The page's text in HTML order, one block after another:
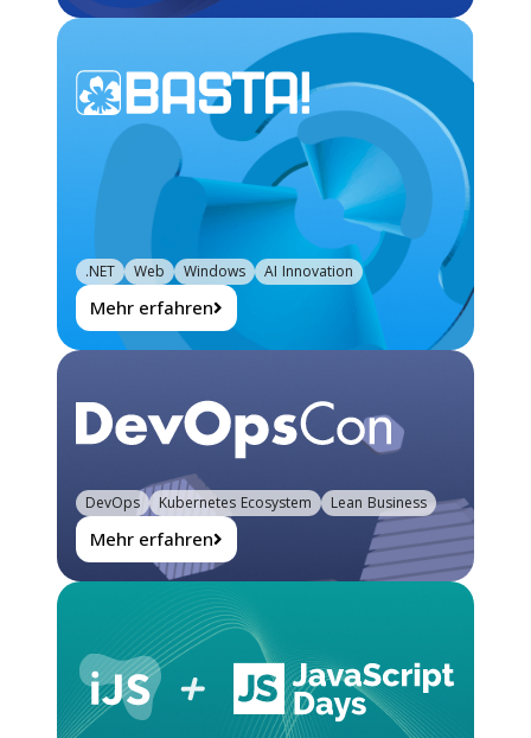
Mehr erfahren
.NET Web Windows AI Innovation
Mehr erfahren
DevOps Kubernetes Ecosystem Lean Business